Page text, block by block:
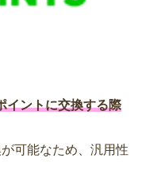
イントに交換する際
可能なため、汎用性